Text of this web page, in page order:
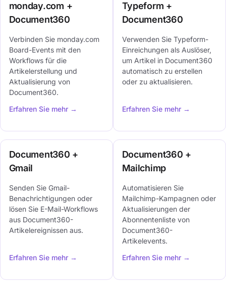
monday.com +
Document360
Verbinden Sie monday.com
Board-Events mit den
Workflows für die
Artikelerstellung und
Aktualisierung von
Document360.
Erfahren Sie mehr →
Typeform +
Document360
Verwenden Sie Typeform-
Einreichungen als Auslöser,
um Artikel in Document360
automatisch zu erstellen
oder zu aktualisieren.
Erfahren Sie mehr →
Document360 +
Gmail
Senden Sie Gmail-
Benachrichtigungen oder
lösen Sie E-Mail-Workflows
aus Document360-
Artikelereignissen aus.
Erfahren Sie mehr →
Document360 +
Mailchimp
Automatisieren Sie
Mailchimp-Kampagnen oder
Aktualisierungen der
Abonnentenliste von
Document360-
Artikelevents.
Erfahren Sie mehr →